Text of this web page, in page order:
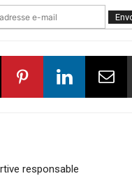
responsable